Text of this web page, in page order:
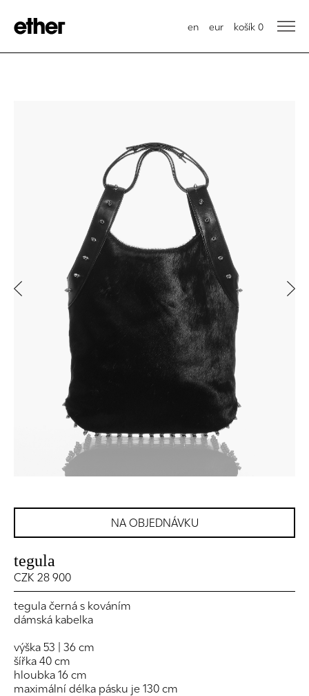
en eur košík 0
Previous
NA OBJEDNÁVKU
tegula
CZK 28 900
tegula černá s kováním
dámská kabelka
výška 53 | 36 cm
šířka 40 cm
hloubka 16 cm
maximální délka pásku je 130 cm